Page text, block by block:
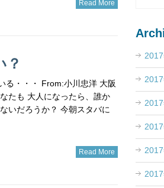
Read More
？
る・・・ From:小川忠洋 大阪
たも 大人になったら、誰か
いだろうか？ 今朝スタバに
Read More